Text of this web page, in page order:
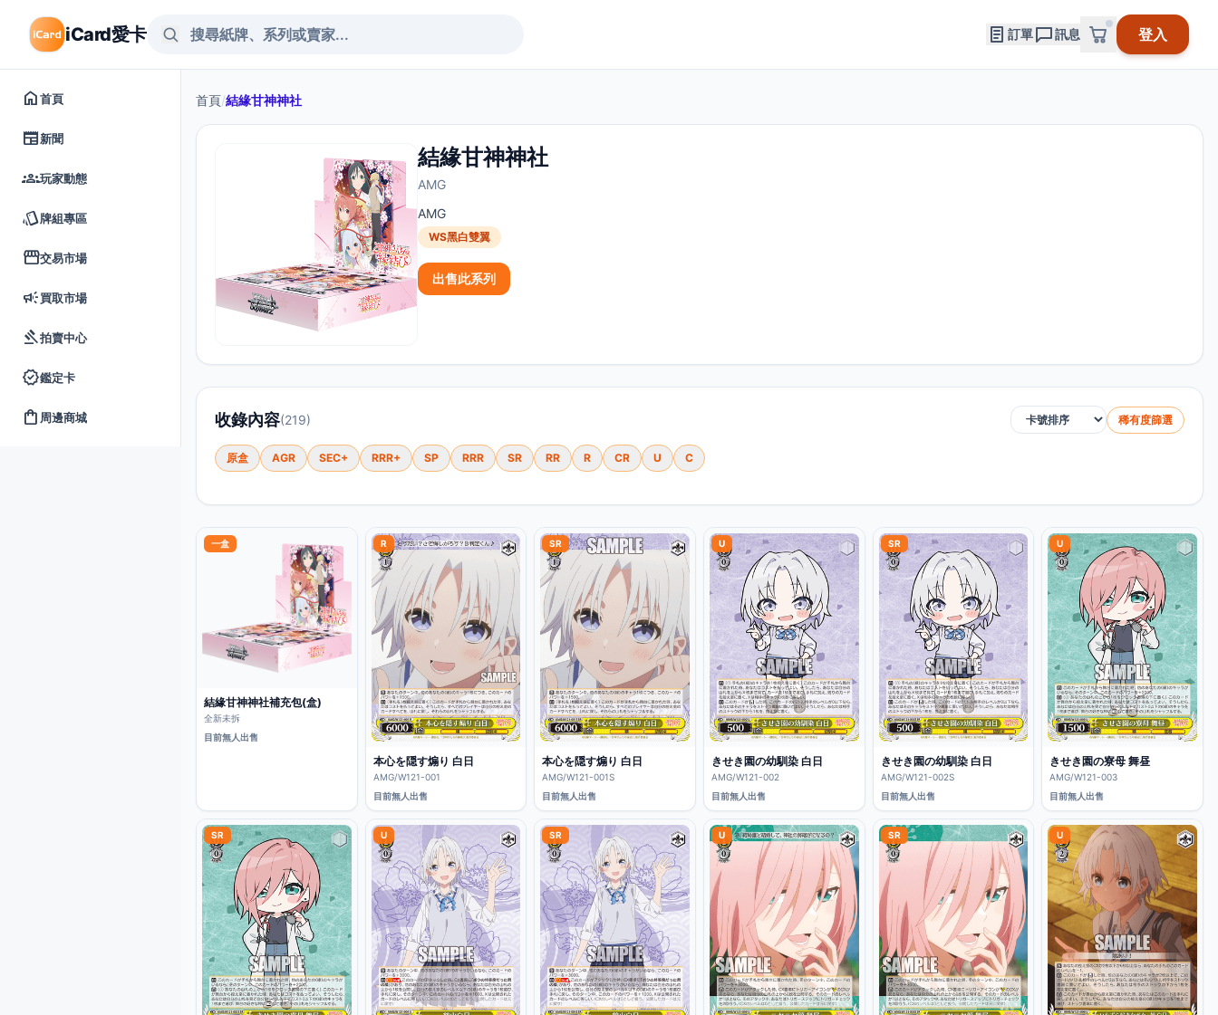
iCard愛卡 訂單 訊息 登入
home首頁
newspaper新聞
groups玩家動態
style牌組專區
storefront交易市場
campaign買取市場
gavel拍賣中心
verified鑑定卡
shopping_bag 周邊商城
首頁/結緣甘神神社
結緣甘神神社
AMG
AMG
WS黑白雙翼
出售此系列
收錄內容(219)
排序方式
稀有度篩選
原盒 AGR SEC+ RRR+ SP RRR SR RR R CR U C
一盒
結緣甘神神社補充包(盒)
全新未拆
目前無人出售
R
本心を隠す煽り 白日
AMG/W121-001
目前無人出售
SR
本心を隠す煽り 白日
AMG/W121-001S
目前無人出售
U
きせき園の幼馴染 白日
AMG/W121-002
目前無人出售
SR
きせき園の幼馴染 白日
AMG/W121-002S
目前無人出售
U
きせき園の寮母 舞昼
AMG/W121-003
目前無人出售
SR U SR U SR U